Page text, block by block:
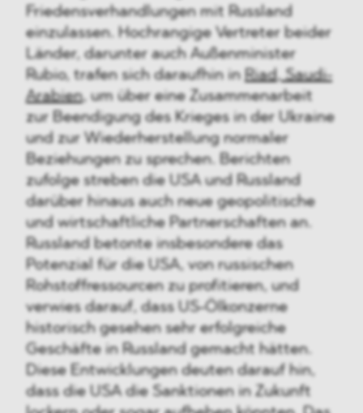
Friedensverhandlungen mit Russland
einzulassen. Hochrangige Vertreter beider
Länder, darunter auch Außenminister
Rubio, trafen sich daraufhin in Riad, Saudi-
Arabien, um über eine Zusammenarbeit
zur Beendigung des Krieges in der Ukraine
und zur Wiederherstellung normaler
Beziehungen zu sprechen. Berichten
zufolge streben die USA und Russland
darüber hinaus auch neue geopolitische
und wirtschaftliche Partnerschaften an.
Russland betonte insbesondere das
Potenzial für die USA, von russischen
Rohstoffressourcen zu profitieren, und
verwies darauf, dass US-Ölkonzerne
historisch gesehen sehr erfolgreiche
Geschäfte in Russland gemacht hätten.
Diese Entwicklungen deuten darauf hin,
dass die USA die Sanktionen in Zukunft